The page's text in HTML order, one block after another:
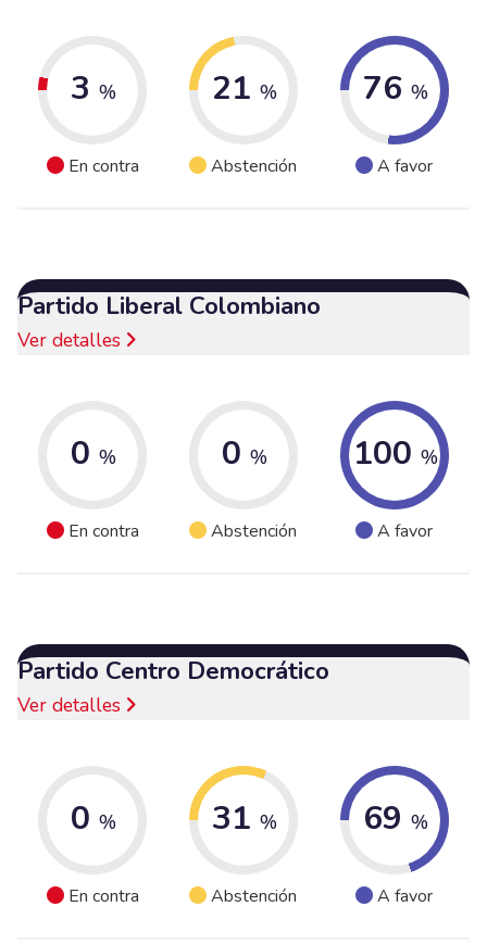
3 %
En contra
21 %
Abstención
76 %
A favor
Partido Liberal Colombiano
Ver detalles
0 %
En contra
0 %
Abstención
100 %
A favor
Partido Centro Democrático
Ver detalles
0 %
En contra
31 %
Abstención
69 %
A favor